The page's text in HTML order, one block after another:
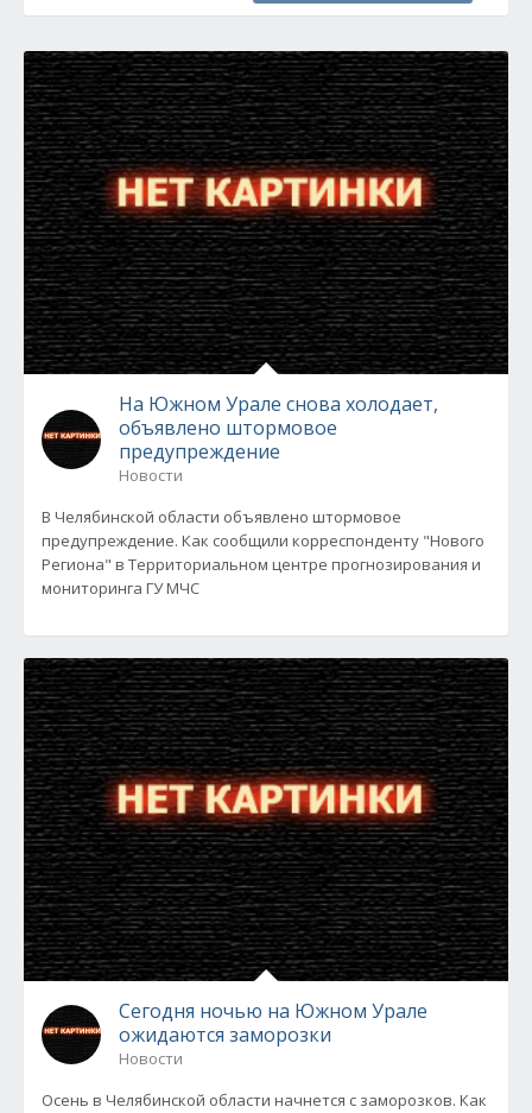
На Южном Урале снова холодает,
объявлено штормовое
предупреждение
Новости
В Челябинской области объявлено штормовое
предупреждение. Как сообщили корреспонденту "Нового
Региона" в Территориальном центре прогнозирования и
мониторинга ГУ МЧС
Сегодня ночью на Южном Урале
ожидаются заморозки
Новости
Осень в Челябинской области начнется с заморозков. Как